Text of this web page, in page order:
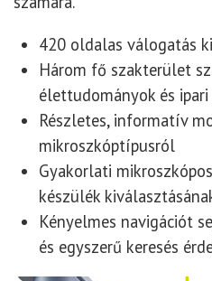
420 oldalas válogatás
Három fő szakterület
élettudományok és
Részletes, informatív
mikroszkóptípusról
Gyakorlati
készülék
Kényelmes navigációt
és egyszerű keresés